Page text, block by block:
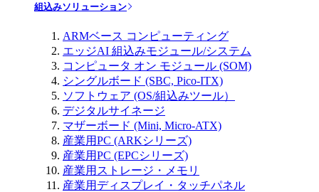
組込みソリューション
ARMベース コンピューティング
エッジAI 組込みモジュール/システム
コンピュータ オン モジュール (SOM)
シングルボード (SBC, Pico-ITX)
ソフトウェア (OS/組込みツール）
デジタルサイネージ
マザーボード (Mini, Micro-ATX)
産業用PC (ARKシリーズ)
産業用PC (EPCシリーズ)
産業用ストレージ・メモリ
産業用ディスプレイ・タッチパネル